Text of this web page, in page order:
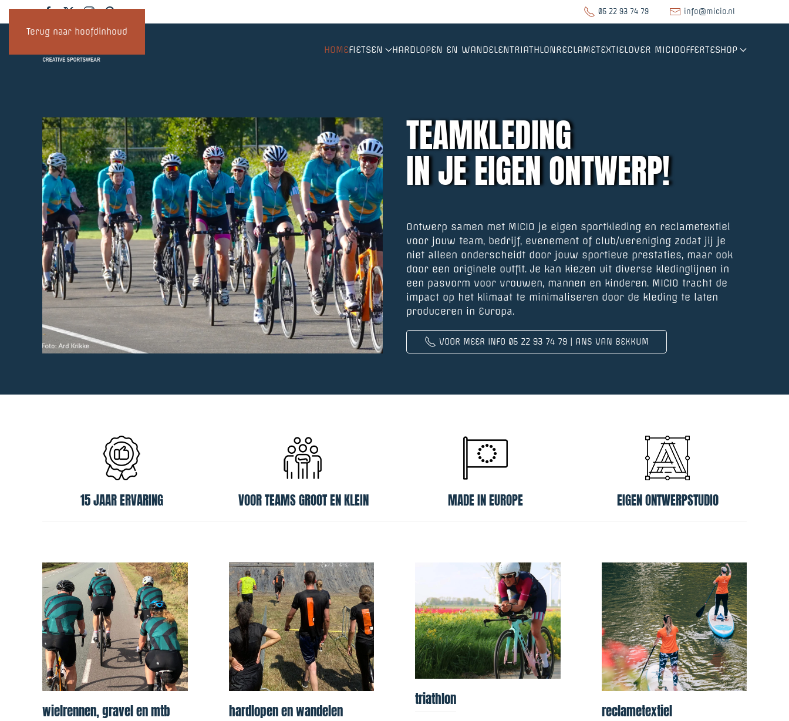
Terug naar hoofdinhoud
06 22 93 74 79 info@micio.nl
HOMEFIETSEN HARDLOPEN EN WANDELENTRIATHLONRECLAMETEXTIELOVER MICIOOFFERTESHOP
TEAMKLEDING
IN JE EIGEN ONTWERP!
Ontwerp samen met MICIO je eigen sportkleding en reclametextiel
voor jouw team, bedrijf, evenement of club/vereniging zodat jij je
niet alleen onderscheidt door jouw sportieve prestaties, maar ook
door een originele outfit. Je kan kiezen uit diverse kledinglijnen in
een pasvorm voor vrouwen, mannen en kinderen. MICIO tracht de
impact op het klimaat te minimaliseren door de kleding te laten
produceren in Europa.
VOOR MEER INFO 06 22 93 74 79 | ANS VAN BEKKUM
15 JAAR ERVARING VOOR TEAMS GROOT EN KLEIN MADE IN EUROPE EIGEN ONTWERPSTUDIO
wielrennen, gravel en mtb hardlopen en wandelen
triathlon
reclametextiel